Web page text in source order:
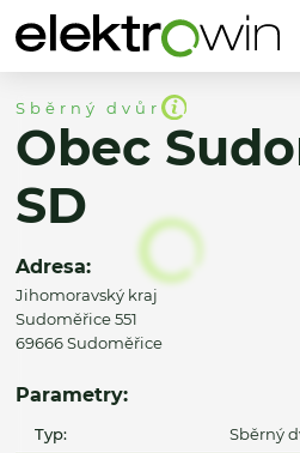
Sběrný dvůr
Obec
SD
Adresa:
Jihomoravský kraj
Sudoměřice 551
69666 Sudoměřice
Parametry:
Typ: Sběrný